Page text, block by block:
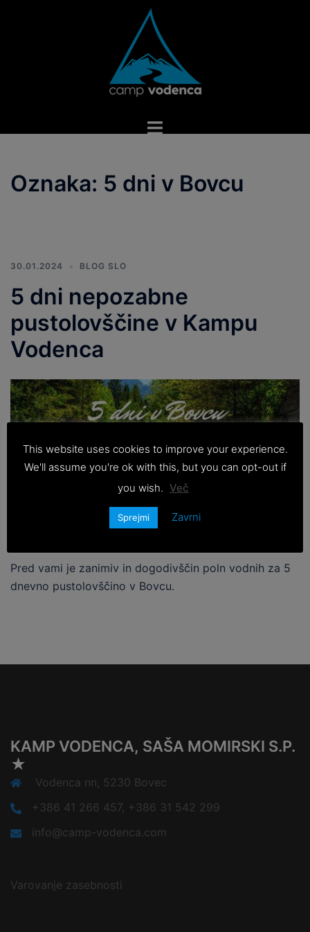
Toggle
Oznaka: 5 dni v Bovcu
30.01.2024 BLOG SLO
5 dni nepozabne
pustolovščine v Kampu
Vodenca
Pred vami je zanimiv in dogodivščin poln vodnih za 5
dnevno pustolovščino v Bovcu.
KAMP VODENCA, SAŠA MOMIRSKI S.P.
★
Vodenca nn, 5230 Bovec
+386 41 266 457, +386 31 542 299
info@camp-vodenca.com
Varovanje zasebnosti
This website uses cookies to improve your experience.
We'll assume you're ok with this, but you can opt-out if
you wish. Več
Sprejmi Zavrni